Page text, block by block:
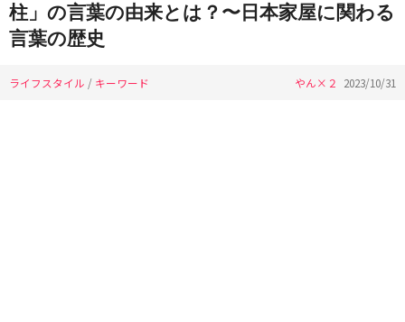
柱」の言葉の由来とは？〜日本家屋に関わる
言葉の歴史
ライフスタイル / キーワード やん×２ 2023/10/31